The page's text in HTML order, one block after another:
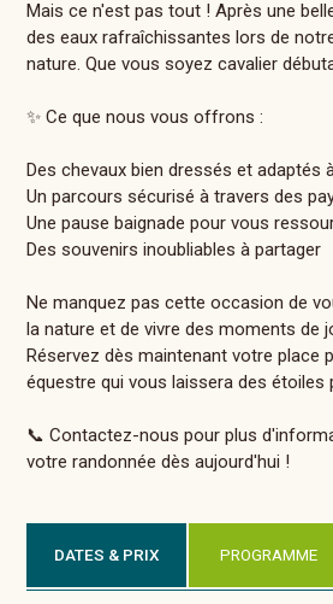
Mais ce n'est pas tout ! Après une
des eaux rafraîchissantes lors de
nature. Que vous soyez cavalier
✨ Ce que nous vous offrons :
Des chevaux bien dressés et adaptés
Un parcours sécurisé à travers des
Une pause baignade pour vous
Des souvenirs inoubliables à partager
Ne manquez pas cette occasion de
la nature et de vivre des moments de
Réservez dès maintenant votre place
équestre qui vous laissera des étoiles
📞 Contactez-nous pour plus
votre randonnée dès aujourd'hui !
DATES & PRIX PROGRAMME